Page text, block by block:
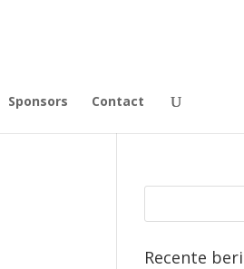
Sponsors Contact
Recente